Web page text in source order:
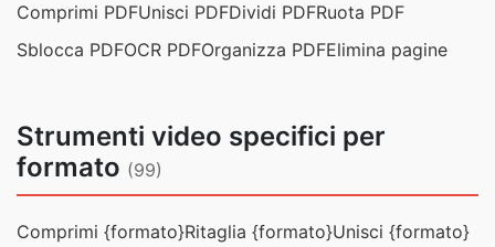
Comprimi PDFUnisci PDFDividi PDFRuota PDF
Sblocca PDFOCR PDFOrganizza PDFElimina pagine
Strumenti video specifici per
formato (99)
Comprimi {formato}Ritaglia {formato}Unisci {formato}